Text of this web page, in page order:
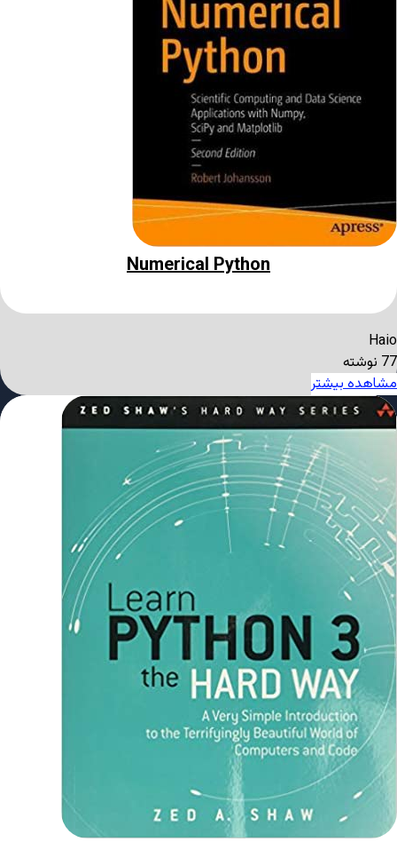
Numerical Python
Haio
77 نوشته
مشاهده بیشتر